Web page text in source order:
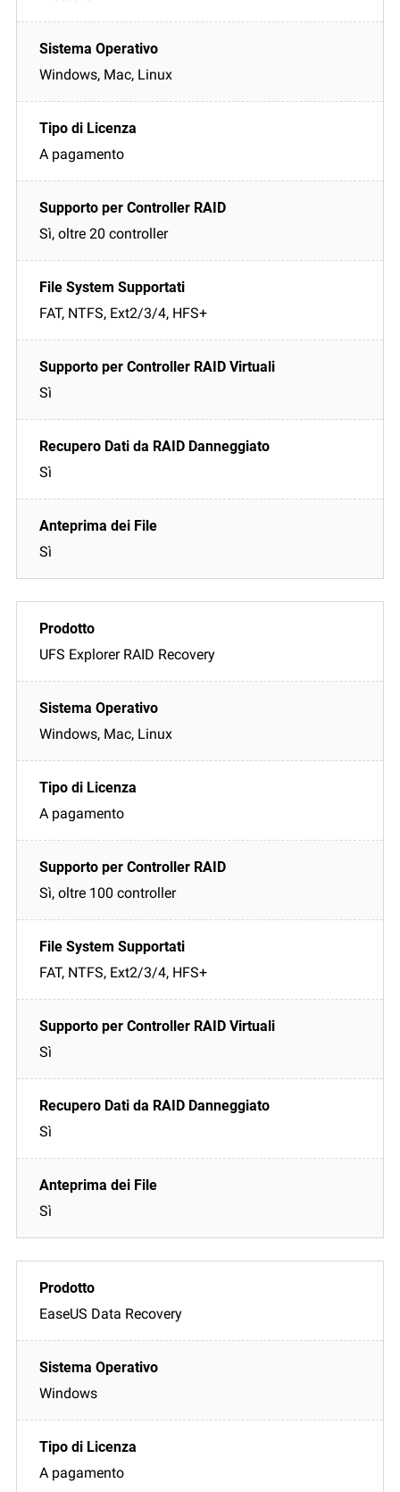
Windows, Mac, Linux
A pagamento
Sì, oltre 20 controller
FAT, NTFS, Ext2/3/4, HFS+
Sì
Sì
Sì
UFS Explorer RAID Recovery
Windows, Mac, Linux
A pagamento
Sì, oltre 100 controller
FAT, NTFS, Ext2/3/4, HFS+
Sì
Sì
Sì
EaseUS Data Recovery
Windows
A pagamento